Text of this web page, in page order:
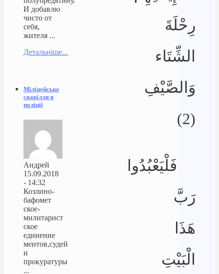
رِحْلَةَ
الشِّتَاء
وَالصَّيْفِ
(2)
فَلْيَعْبُدُوا
رَبَّ
هَذَا
الْبَيْتِ
И добавлю
чисто от
себя,
жителя ...
Детальніше...
Міліцейське
свавілля в
поліції
Андрей
15.09.2018
- 14:32
Козлино-
бафомет
ское-
милитарист
ское
единение
ментов,судей
и
прокуратуры
...